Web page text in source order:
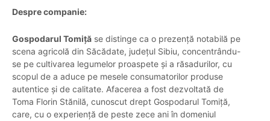
Despre companie:
Gospodarul Tomiță se distinge ca o prezență notabilă pe
scena agricolă din Săcădate, județul Sibiu, concentrându-
se pe cultivarea legumelor proaspete și a răsadurilor, cu
scopul de a aduce pe mesele consumatorilor produse
autentice și de calitate. Afacerea a fost dezvoltată de
Toma Florin Stănilă, cunoscut drept Gospodarul Tomiță,
care, cu o experiență de peste zece ani în domeniul